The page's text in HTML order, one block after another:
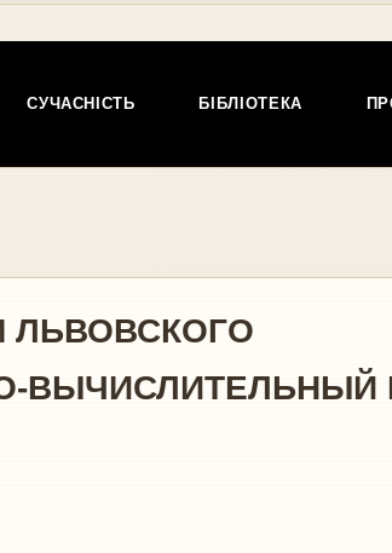
СУЧАСНІСТЬ БІБЛІОТЕКА
ЛЬВОВСКОГО
ВЫЧИСЛИТЕЛЬНЫЙ